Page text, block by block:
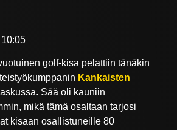
10:05
golf-kisa pelattiin tänäkin
Kankaisten
Sää oli kauniin
mikä tämä osaltaan tarjosi
kisaan osallistuneille 80